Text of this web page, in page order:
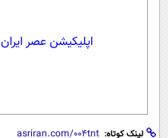
اپلیکیشن عصر ایران
لینک کوتاه: